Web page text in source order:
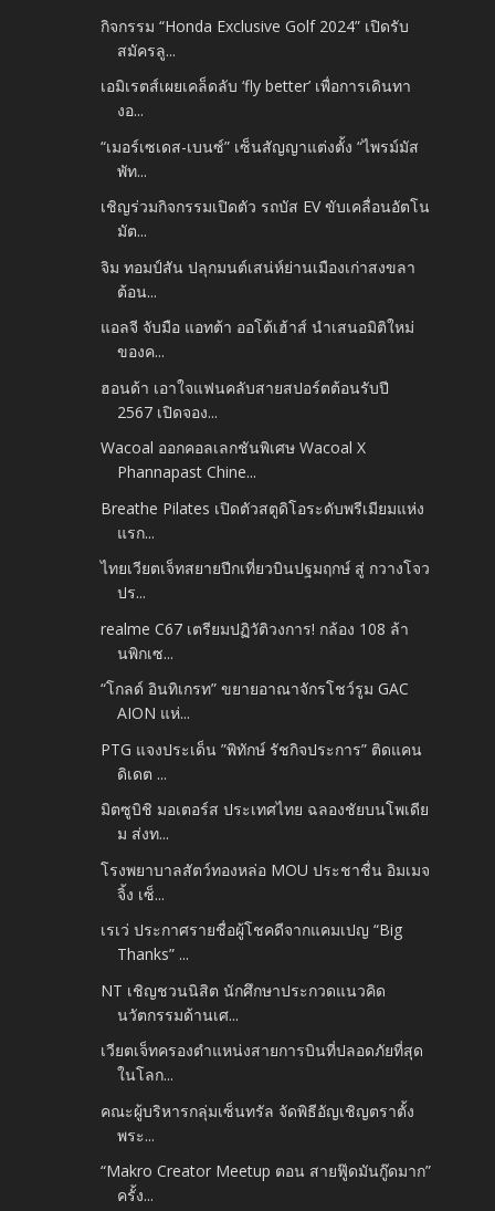
กิจกรรม “Honda Exclusive Golf 2024” เปิดรับ
สมัครลู...
เอมิเรตส์เผยเคล็ดลับ ‘fly better’ เพื่อการเดินทา
งอ...
“เมอร์เซเดส-เบนซ์” เซ็นสัญญาแต่งตั้ง “ไพรม์มัส
พัท...
เชิญร่วมกิจกรรมเปิดตัว รถบัส EV ขับเคลื่อนอัตโน
มัต...
จิม ทอมป์สัน ปลุกมนต์เสน่ห์ย่านเมืองเก่าสงขลา
ต้อน...
แอลจี จับมือ แอทต้า ออโต้เฮ้าส์ นำเสนอมิติใหม่
ของค...
ฮอนด้า เอาใจแฟนคลับสายสปอร์ตต้อนรับปี
2567 เปิดจอง...
Wacoal ออกคอลเลกชันพิเศษ Wacoal X
Phannapast Chine...
Breathe Pilates เปิดตัวสตูดิโอระดับพรีเมียมแห่ง
แรก...
ไทยเวียตเจ็ทสยายปีกเที่ยวบินปฐมฤกษ์ สู่ กวางโจว
ปร...
realme C67 เตรียมปฏิวัติวงการ! กล้อง 108 ล้า
นพิกเซ...
“โกลด์ อินทิเกรท” ขยายอาณาจักรโชว์รูม GAC
AION แห่...
PTG แจงประเด็น ”พิทักษ์ รัชกิจประการ” ติดแคน
ดิเดต ...
มิตซูบิชิ มอเตอร์ส ประเทศไทย ฉลองชัยบนโพเดีย
ม ส่งท...
โรงพยาบาลสัตว์ทองหล่อ MOU ประชาชื่น อิมเมจ
จิ้ง เซ็...
เรเว่ ประกาศรายชื่อผู้โชคดีจากแคมเปญ “Big
Thanks” ...
NT เชิญชวนนิสิต นักศึกษาประกวดแนวคิด
นวัตกรรมด้านเศ...
เวียตเจ็ทครองตำแหน่งสายการบินที่ปลอดภัยที่สุด
ในโลก...
คณะผู้บริหารกลุ่มเซ็นทรัล จัดพิธีอัญเชิญตราตั้ง
พระ...
“Makro Creator Meetup ตอน สายฟู๊ดมันกู๊ดมาก”
ครั้ง...